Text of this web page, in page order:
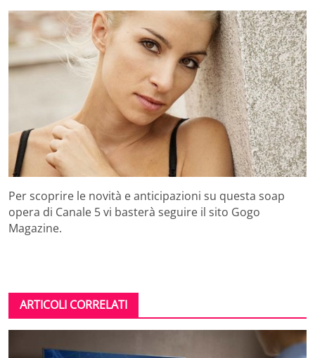
Per scoprire le novità e anticipazioni su questa soap
opera di Canale 5 vi basterà seguire il sito Gogo
Magazine.
ARTICOLI CORRELATI